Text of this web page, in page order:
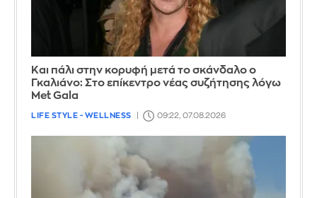
Και πάλι στην κορυφή μετά το σκάνδαλο ο
Γκαλιάνο: Στο επίκεντρο νέας συζήτησης λόγω
Met Gala
LIFE STYLE - WELLNESS 09:22, 07.08.2026